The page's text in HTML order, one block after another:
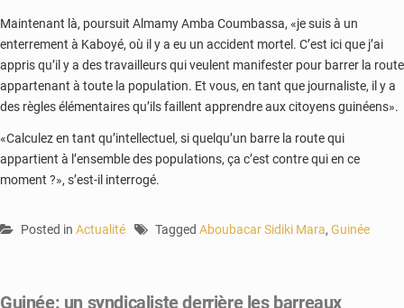
Maintenant là, poursuit Almamy Amba Coumbassa, «je suis à un
enterrement à Kaboyé, où il y a eu un accident mortel. C’est ici que j’ai
appris qu’il y a des travailleurs qui veulent manifester pour barrer la route
appartenant à toute la population. Et vous, en tant que journaliste, il y a
des règles élémentaires qu’ils faillent apprendre aux citoyens guinéens».
«Calculez en tant qu’intellectuel, si quelqu’un barre la route qui
appartient à l’ensemble des populations, ça c’est contre qui en ce
moment ?», s’est-il interrogé.
Posted in Actualité Tagged Aboubacar Sidiki Mara, Guinée
Guinée: un syndicaliste derrière les barreaux